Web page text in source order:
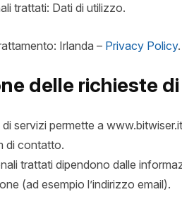
trattati: Dati di utilizzo.
Irlanda – Privacy Policy.
delle richieste
servizi permette a
di contatto.
trattati dipendono dalle
(ad esempio l’indirizzo email).